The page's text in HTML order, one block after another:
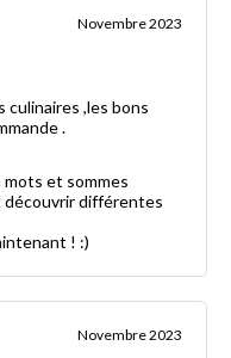
Novembre 2023
culinaires ,les bons
.
et sommes
découvrir différentes
! :)
Novembre 2023